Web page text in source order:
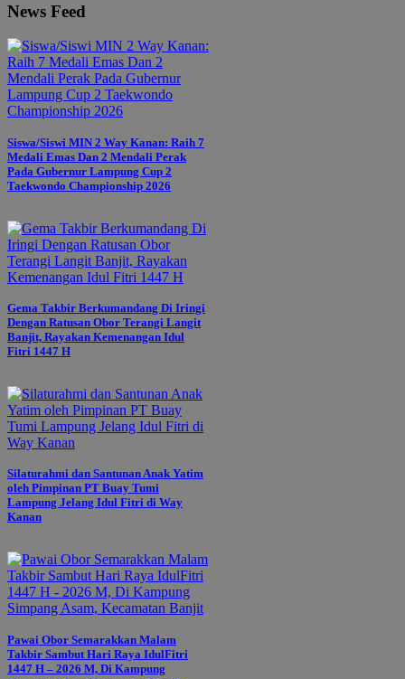
News Feed
Siswa/Siswi MIN 2 Way Kanan: Raih 7
Medali Emas Dan 2 Mendali Perak
Pada Gubernur Lampung Cup 2
Taekwondo Championship 2026
Gema Takbir Berkumandang Di Iringi
Dengan Ratusan Obor Terangi Langit
Banjit, Rayakan Kemenangan Idul
Fitri 1447 H
Silaturahmi dan Santunan Anak Yatim
oleh Pimpinan PT Buay Tumi
Lampung Jelang Idul Fitri di Way
Kanan
Pawai Obor Semarakkan Malam
Takbir Sambut Hari Raya IdulFitri
1447 H – 2026 M, Di Kampung